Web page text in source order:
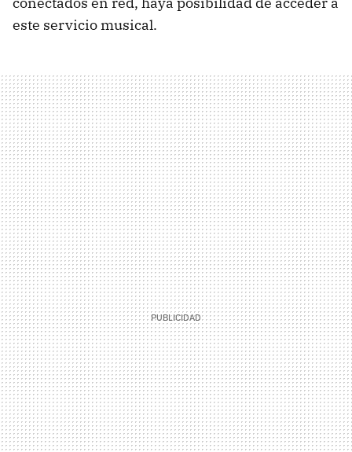
este servicio musical.